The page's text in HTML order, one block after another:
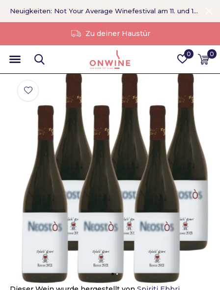
0 0
Ohne Vermittler
Neuigkeiten: Not Your Average Winefestival am 11. und 12. September >